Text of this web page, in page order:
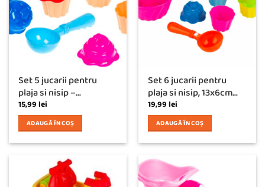
Set 5 jucarii pentru
plaja si nisip –...
15,99lei
ADAUGĂ ÎN COȘ
Set 6 jucarii pentru
plaja si nisip, 13x6cm...
19,99lei
ADAUGĂ ÎN COȘ